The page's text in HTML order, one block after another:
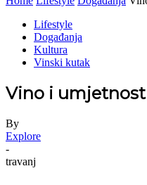
Lifestyle
Događanja
Kultura
Vinski kutak
Vino i umjetnost
By
Explore
-
travanj